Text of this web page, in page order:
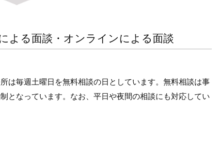
よる面談・オンラインによる面談
は毎週土曜日を無料相談の日としています。無料相談は事
となっています。なお、平日や夜間の相談にも対応してい